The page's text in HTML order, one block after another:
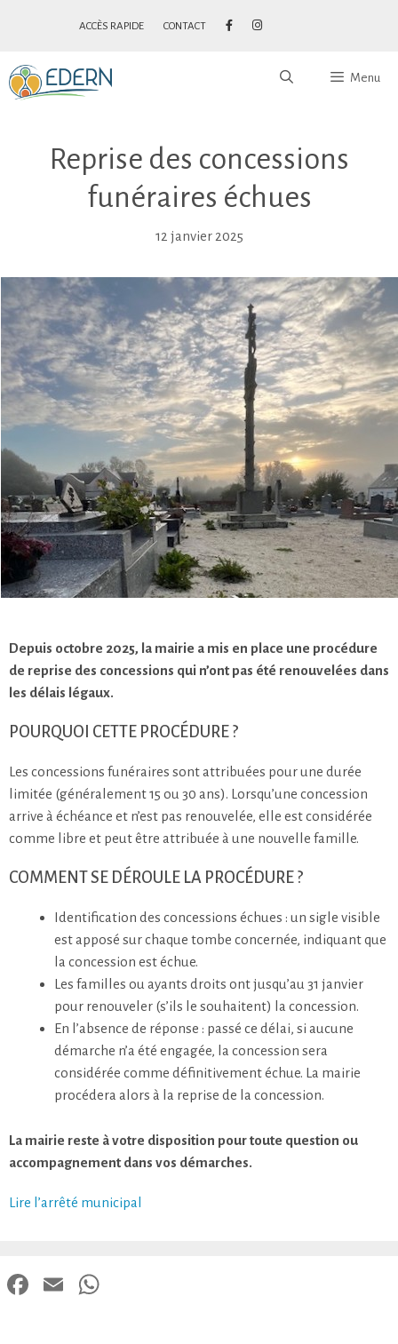
ACCÈS RAPIDE CONTACT
Menu
Reprise des concessions
funéraires échues
12 janvier 2025
Depuis octobre 2025, la mairie a mis en place une procédure
de reprise des concessions qui n’ont pas été renouvelées dans
les délais légaux.
POURQUOI CETTE PROCÉDURE ?
Les concessions funéraires sont attribuées pour une durée
limitée (généralement 15 ou 30 ans). Lorsqu’une concession
arrive à échéance et n’est pas renouvelée, elle est considérée
comme libre et peut être attribuée à une nouvelle famille.
COMMENT SE DÉROULE LA PROCÉDURE ?
Identification des concessions échues : un sigle visible
est apposé sur chaque tombe concernée, indiquant que
la concession est échue.
Les familles ou ayants droits ont jusqu’au 31 janvier
pour renouveler (s’ils le souhaitent) la concession.
En l’absence de réponse : passé ce délai, si aucune
démarche n’a été engagée, la concession sera
considérée comme définitivement échue. La mairie
procédera alors à la reprise de la concession.
La mairie reste à votre disposition pour toute question ou
accompagnement dans vos démarches.
Lire l’arrêté municipal
Fa
E